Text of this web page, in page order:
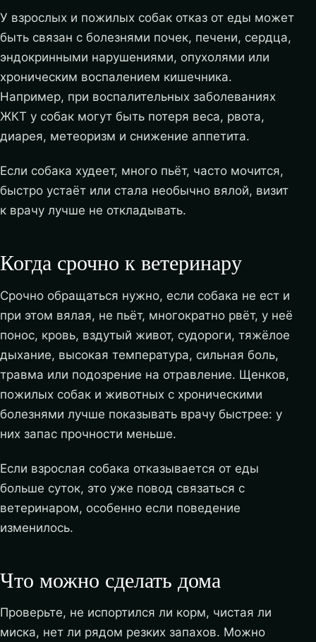
У взрослых и пожилых собак отказ от еды может
быть связан с болезнями почек, печени, сердца,
эндокринными нарушениями, опухолями или
хроническим воспалением кишечника.
Например, при воспалительных заболеваниях
ЖКТ у собак могут быть потеря веса, рвота,
диарея, метеоризм и снижение аппетита.
Если собака худеет, много пьёт, часто мочится,
быстро устаёт или стала необычно вялой, визит
к врачу лучше не откладывать.
Когда срочно к ветеринару
Срочно обращаться нужно, если собака не ест и
при этом вялая, не пьёт, многократно рвёт, у неё
понос, кровь, вздутый живот, судороги, тяжёлое
дыхание, высокая температура, сильная боль,
травма или подозрение на отравление. Щенков,
пожилых собак и животных с хроническими
болезнями лучше показывать врачу быстрее: у
них запас прочности меньше.
Если взрослая собака отказывается от еды
больше суток, это уже повод связаться с
ветеринаром, особенно если поведение
изменилось.
Что можно сделать дома
Проверьте, не испортился ли корм, чистая ли
миска, нет ли рядом резких запахов. Можно